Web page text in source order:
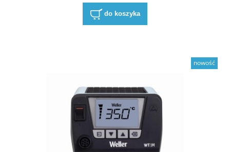
do koszyka
nowość